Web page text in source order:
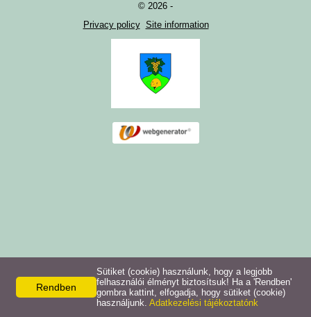
© 2026 -
Privacy policy Site information
Rendben
Sütiket (cookie) használunk, hogy a legjobb
felhasználói élményt biztosítsuk! Ha a 'Rendben'
gombra kattint, elfogadja, hogy sütiket (cookie)
használjunk. Adatkezelési tájékoztatónk